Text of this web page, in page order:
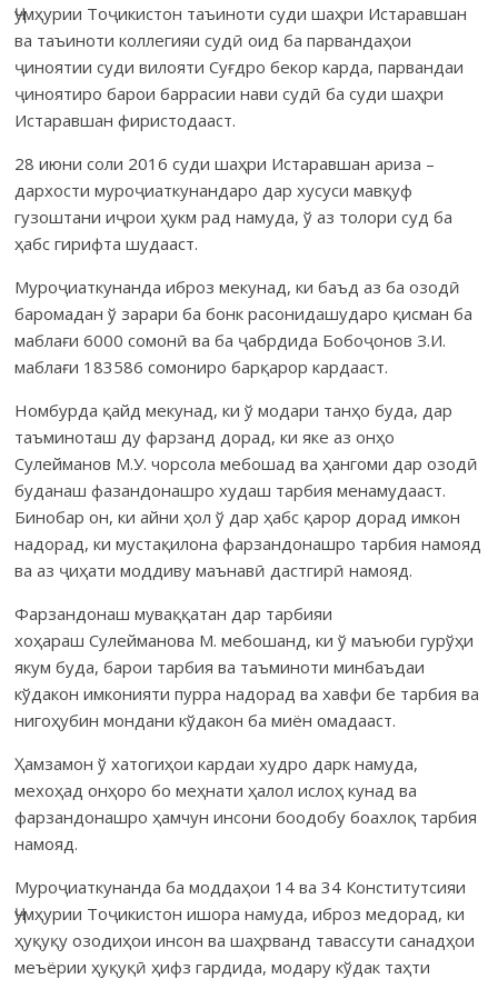
Ҷумҳурии Тоҷикистон таъиноти суди шаҳри Истаравшан
ва таъиноти коллегияи судӣ оид ба парвандаҳои
ҷиноятии суди вилояти Суғдро бекор карда, парван­даи
ҷиноя­тиро барои баррасии нави судӣ ба суди шаҳри
Истарав­шан фирис­тода­аст.
28 июни соли 2016 суди шаҳри Истаравшан ариза –
дархости муро­ҷиаткунандаро дар хусуси мавқуф
гузоштани иҷрои ҳукм рад намуда, ў аз толори суд ба
ҳабс гирифта шудааст.
Муроҷиаткунанда иброз мекунад, ки баъд аз ба озодӣ
баромадан ў зарари ба бонк расонидашударо қисман ба
маблағи 6000 сомонӣ ва ба ҷабрдида Бобоҷонов З.И.
маблағи 183586 сомониро барқарор кардааст.
Номбурда қайд мекунад, ки ў модари танҳо буда, дар
таъминоташ ду фарзанд дорад, ки яке аз онҳо
Сулейманов М.У. чорсола мебошад ва ҳангоми дар озодӣ
буданаш фазан­до­нашро худаш тарбия менамудааст.
Бинобар он, ки айни ҳол ў дар ҳабс қарор дорад имкон
надорад, ки мустақилона фарзандонашро тарбия намояд
ва аз ҷиҳати моддиву маънавӣ дастгирӣ намояд.
Фарзандонаш муваққатан дар тарбияи
хоҳараш Сулейманова М. мебошанд, ки ў маъюби гурўҳи
якум буда, барои тарбия ва таъми­ноти минбаъдаи
кўдакон имконияти пурра надорад ва хавфи бе тарбия ва
нигоҳубин мондани кўдакон ба миён омадааст.
Ҳамзамон ў хатогиҳои кардаи худро дарк намуда,
мехоҳад онҳоро бо меҳнати ҳалол ислоҳ кунад ва
фарзандонашро ҳамчун инсони боодобу боахлоқ тарбия
намояд.
Муроҷиаткунанда ба моддаҳои 14 ва 34 Конститутсияи
Ҷумҳурии Тоҷикистон ишора намуда, иброз медорад, ки
ҳуқуқу озодиҳои инсон ва шаҳрванд тавассути санадҳои
меъёрии ҳуқуқӣ ҳифз гардида, модару кўдак таҳти